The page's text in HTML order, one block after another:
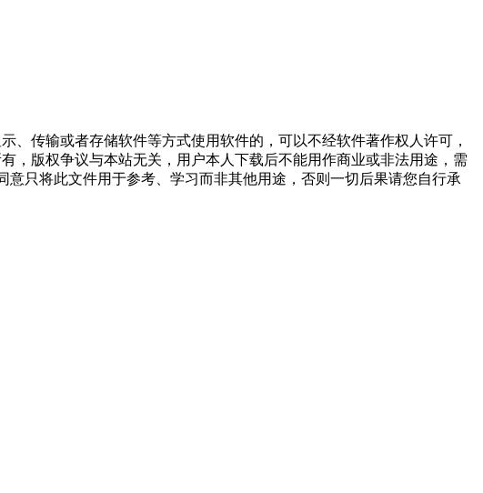
传输或者存储软件等方式使用软件的，可以不经软件著作权人许可，
，版权争议与本站无关，用户本人下载后不能用作商业或非法用途，需
只将此文件用于参考、学习而非其他用途，否则一切后果请您自行承